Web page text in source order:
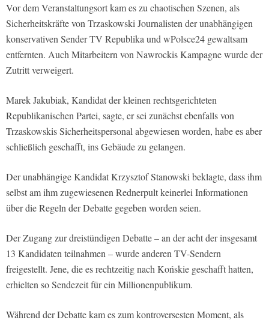
Vor dem Veranstaltungsort kam es zu chaotischen Szenen, als
Sicherheitskräfte von Trzaskowski Journalisten der unabhängigen
konservativen Sender TV Republika und wPolsce24 gewaltsam
entfernten. Auch Mitarbeitern von Nawrockis Kampagne wurde der
Zutritt verweigert.
Marek Jakubiak, Kandidat der kleinen rechtsgerichteten
Republikanischen Partei, sagte, er sei zunächst ebenfalls von
Trzaskowskis Sicherheitspersonal abgewiesen worden, habe es aber
schließlich geschafft, ins Gebäude zu gelangen.
Der unabhängige Kandidat Krzysztof Stanowski beklagte, dass ihm
selbst am ihm zugewiesenen Rednerpult keinerlei Informationen
über die Regeln der Debatte gegeben worden seien.
Der Zugang zur dreistündigen Debatte – an der acht der insgesamt
13 Kandidaten teilnahmen – wurde anderen TV-Sendern
freigestellt. Jene, die es rechtzeitig nach Końskie geschafft hatten,
erhielten so Sendezeit für ein Millionenpublikum.
Während der Debatte kam es zum kontroversesten Moment, als